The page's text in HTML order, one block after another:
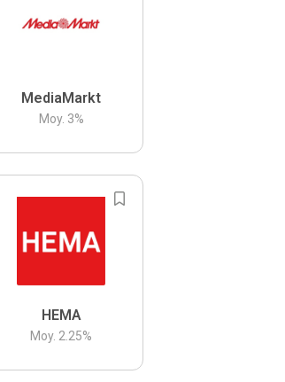
MediaMarkt
Moy. 3%
HEMA
Moy. 2.25%